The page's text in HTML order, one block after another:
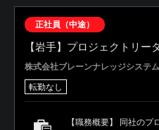
正社員（中途）
【岩手】プロジェクトリー
株式会社ブレーンナレッジシステ
転勤なし
【職務概要】 同社の